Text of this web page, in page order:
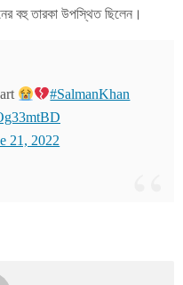
বহু তারকা উপস্থিত ছিলেন।
#SalmanKhan
21, 2022